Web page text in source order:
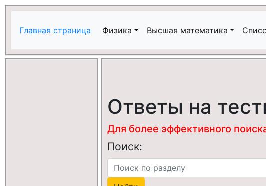
Главная страница Физика Высшая математика
Ответы на
Для более эффективного
Поиск: